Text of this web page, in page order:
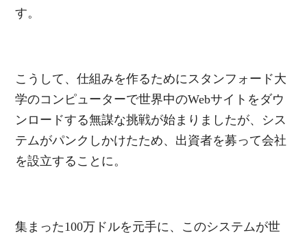
す。
こうして、仕組みを作るためにスタンフォード大
学のコンピューターで世界中のWebサイトをダウ
ンロードする無謀な挑戦が始まりましたが、シス
テムがパンクしかけたため、出資者を募って会社
を設立することに。
集まった100万ドルを元手に、このシステムが世